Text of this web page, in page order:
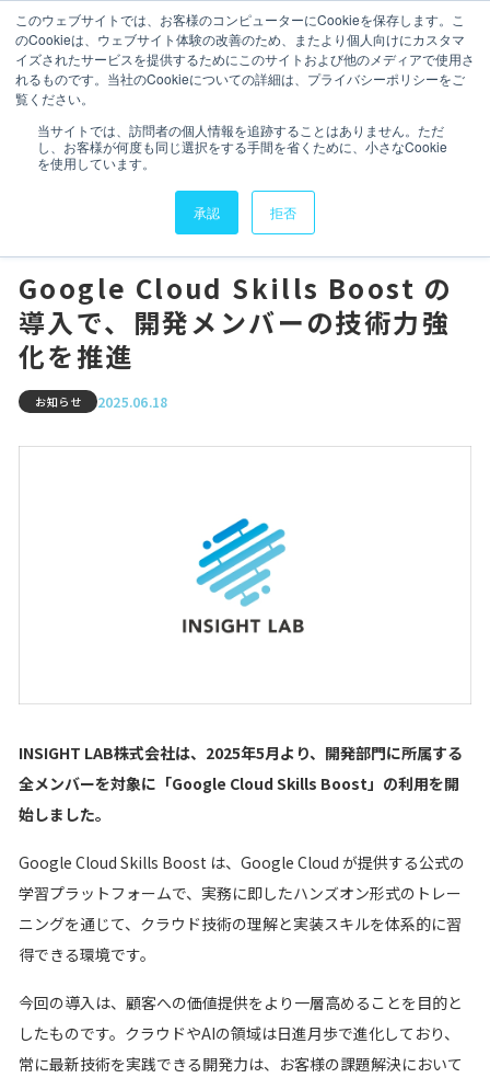
このウェブサイトでは、お客様のコンピューターにCookieを保存します。こ
のCookieは、ウェブサイト体験の改善のため、またより個人向けにカスタマ
イズされたサービスを提供するためにこのサイトおよび他のメディアで使用さ
れるものです。当社のCookieについての詳細は、プライバシーポリシーをご
覧ください。
当サイトでは、訪問者の個人情報を追跡することはありません。ただ
し、お客様が何度も同じ選択をする手間を省くために、小さなCookie
を使用しています。
承認 拒否
会社情報
サービス
セミナーアーカイブ
データスペシャリスト
IR情報
ニュース
お問い合わせ
個人情報保護方針/個人情報の取り扱いについて
会社情報
セミナーアーカイブ
データスペシャリスト
IR情報
メルマガ登録
個人情報保護方針/個人情報の取り扱いについて
TOP ニュース
お知らせ
Google Cloud Skills Boost の導入で、開発メンバーの技術力
Google Cloud Skills Boost の
導入で、開発メンバーの技術力強
化を推進
お知らせ 2025.06.18
INSIGHT LAB株式会社は、2025年5月より、開発部門に所属する
全メンバーを対象に「Google Cloud Skills Boost」の利用を開
始しました。
Google Cloud Skills Boost は、Google Cloud が提供する公式の
学習プラットフォームで、実務に即したハンズオン形式のトレー
ニングを通じて、クラウド技術の理解と実装スキルを体系的に習
得できる環境です。
今回の導入は、顧客への価値提供をより一層高めることを目的と
したものです。クラウドやAIの領域は日進月歩で進化しており、
常に最新技術を実践できる開発力は、お客様の課題解決において